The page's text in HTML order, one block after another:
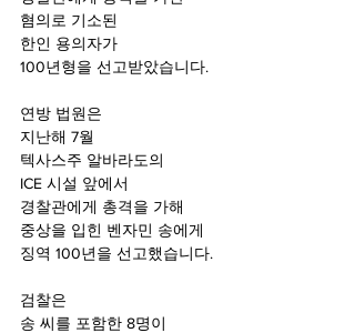
혐의로 기소된
한인 용의자가
100년형을 선고받았습니다.
연방 법원은
지난해 7월
텍사스주 알바라도의
ICE 시설 앞에서
경찰관에게 총격을 가해
중상을 입힌 벤자민 송에게
징역 100년을 선고했습니다.
검찰은
송 씨를 포함한 8명이